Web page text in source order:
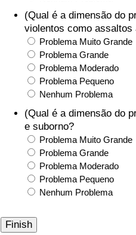
(Qual é a dimensão do
violentos como assaltos
Problema Muito Grande
Problema Grande
Problema Moderado
Problema Pequeno
Nenhum Problema
(Qual é a dimensão do
e suborno?
Problema Muito Grande
Problema Grande
Problema Moderado
Problema Pequeno
Nenhum Problema